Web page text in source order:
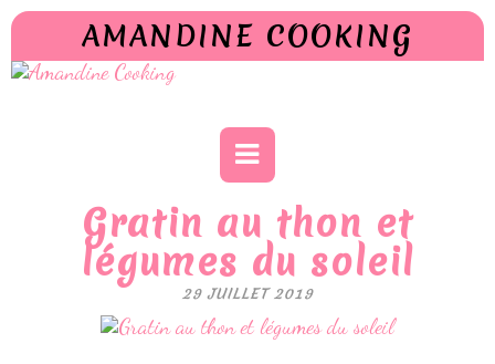
AMANDINE COOKING
Gratin au thon et
légumes du soleil
29 JUILLET 2019